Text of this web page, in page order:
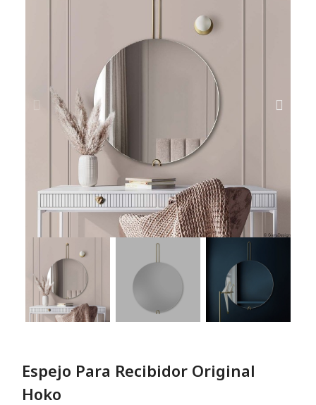
Espejo Para Recibidor Original
Hoko